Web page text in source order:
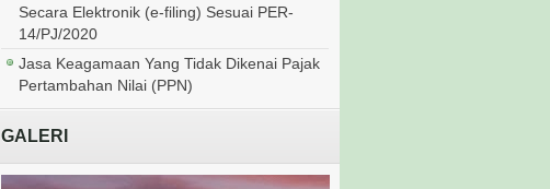
Secara Elektronik (e-filing) Sesuai PER-
14/PJ/2020
Jasa Keagamaan Yang Tidak Dikenai Pajak
Pertambahan Nilai (PPN)
GALERI
Masjid Abu Dhabi, Jadwal Shalat